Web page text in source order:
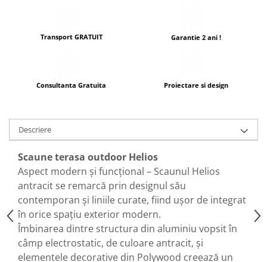
Transport GRATUIT Garantie 2 ani !
Consultanta Gratuita Proiectare si design
Descriere
Scaune terasa outdoor Helios
Aspect modern și funcțional – Scaunul Helios
antracit se remarcă prin designul său
contemporan și liniile curate, fiind ușor de integrat
în orice spațiu exterior modern.
Îmbinarea dintre structura din aluminiu vopsit în
câmp electrostatic, de culoare antracit, și
elementele decorative din Polywood creează un